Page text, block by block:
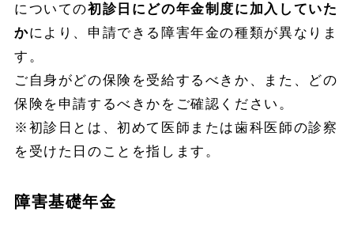
についての初診日にどの年金制度に加入していた
かにより、申請できる障害年金の種類が異なりま
す。
ご自身がどの保険を受給するべきか、また、どの
保険を申請するべきかをご確認ください。
※初診日とは、初めて医師または歯科医師の診察
を受けた日のことを指します。
障害基礎年金